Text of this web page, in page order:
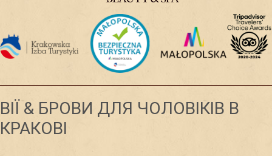
ВІЇ & БРОВИ ДЛЯ ЧОЛОВІКІВ В
КРАКОВІ